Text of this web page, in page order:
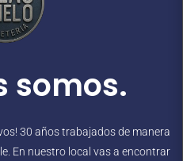
somos.
30 años trabajados de manera
En nuestro local vas a encontrar